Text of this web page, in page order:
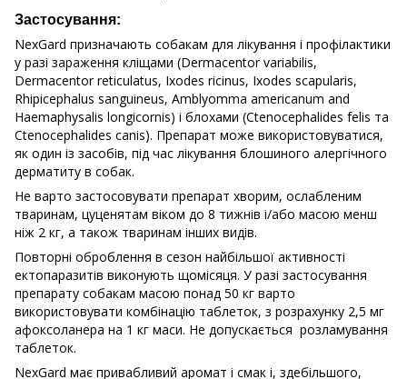
Застосування:
NexGard призначають собакам для лікування і профілактики
у разі зараження кліщами (Dermacentor variabilis,
Dermacentor reticulatus, Ixodes ricinus, Ixodes scapularis,
Rhipicephalus sanguineus, Amblyomma americanum and
Haemaphysalis longicornis) і блохами (Ctenocephalides felis та
Ctenocephalides canis). Препарат може використовуватися,
як один із засобів, під час лікування блошиного алергічного
дерматиту в собак.
Не варто застосовувати препарат хворим, ослабленим
тваринам, цуценятам віком до 8 тижнів і/або масою менш
ніж 2 кг, а також тваринам інших видів.
Повторні оброблення в сезон найбільшої активності
ектопаразитів виконують щомісяця. У разі застосування
препарату собакам масою понад 50 кг варто
використовувати комбінацію таблеток, з розрахунку 2,5 мг
афоксоланера на 1 кг маси. Не допускається розламування
таблеток.
NexGard має привабливий аромат і смак і, здебільшого,